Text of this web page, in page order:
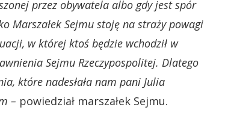
przez obywatela albo gdy jest spór
Marszałek Sejmu stoję na straży powagi
w której ktoś będzie wchodził w
Sejmu Rzeczypospolitej. Dlatego
które nadesłała nam pani Julia
– powiedział marszałek Sejmu.